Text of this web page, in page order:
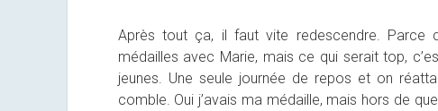
Après tout ça, il faut vite redescendre. Parce
médailles avec Marie, mais ce qui serait top,
jeunes. Une seule journée de repos et on
comble. Oui j’avais ma médaille, mais hors de